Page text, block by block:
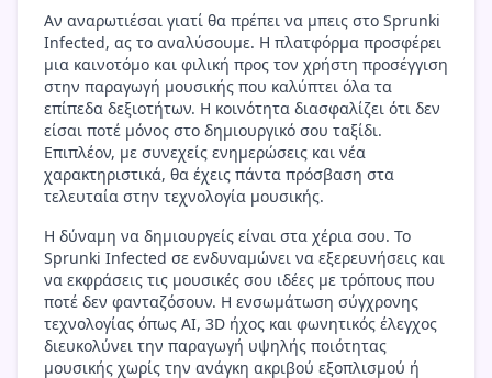
Αν αναρωτιέσαι γιατί θα πρέπει να μπεις στο Sprunki
Infected, ας το αναλύσουμε. Η πλατφόρμα προσφέρει
μια καινοτόμο και φιλική προς τον χρήστη προσέγγιση
στην παραγωγή μουσικής που καλύπτει όλα τα
επίπεδα δεξιοτήτων. Η κοινότητα διασφαλίζει ότι δεν
είσαι ποτέ μόνος στο δημιουργικό σου ταξίδι.
Επιπλέον, με συνεχείς ενημερώσεις και νέα
χαρακτηριστικά, θα έχεις πάντα πρόσβαση στα
τελευταία στην τεχνολογία μουσικής.
Η δύναμη να δημιουργείς είναι στα χέρια σου. Το
Sprunki Infected σε ενδυναμώνει να εξερευνήσεις και
να εκφράσεις τις μουσικές σου ιδέες με τρόπους που
ποτέ δεν φανταζόσουν. Η ενσωμάτωση σύγχρονης
τεχνολογίας όπως AI, 3D ήχος και φωνητικός έλεγχος
διευκολύνει την παραγωγή υψηλής ποιότητας
μουσικής χωρίς την ανάγκη ακριβού εξοπλισμού ή